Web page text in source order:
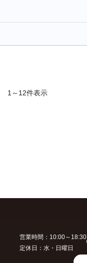
1～12件表示
営業時間：10:00～18:30
定休日：水・日曜日